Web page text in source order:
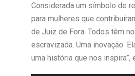
Considerada um símbolo de
para mulheres que
de Juiz de Fora. Todos têm
escravizada. Uma inovação.
uma história que nos inspira”,